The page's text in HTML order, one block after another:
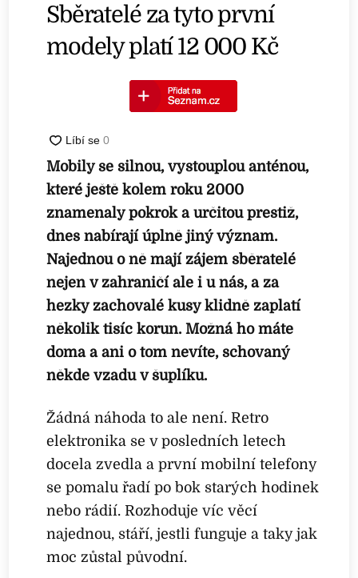
Sběratelé za tyto první
modely platí 12 000 Kč
Mobily se silnou, vystouplou anténou,
které ještě kolem roku 2000
znamenaly pokrok a určitou prestiž,
dnes nabírají úplně jiný význam.
Najednou o ně mají zájem sběratelé
nejen v zahraničí ale i u nás, a za
hezky zachovalé kusy klidně zaplatí
několik tisíc korun. Možná ho máte
doma a ani o tom nevíte, schovaný
někde vzadu v šuplíku.
Žádná náhoda to ale není. Retro
elektronika se v posledních letech
docela zvedla a první mobilní telefony
se pomalu řadí po bok starých hodinek
nebo rádií. Rozhoduje víc věcí
najednou, stáří, jestli funguje a taky jak
moc zůstal původní.